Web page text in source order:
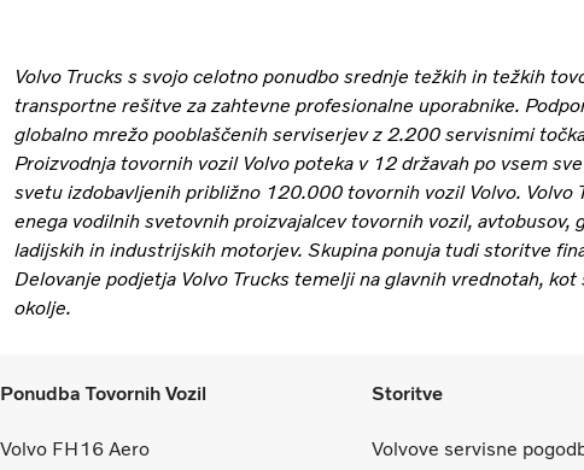
Volvo Trucks s svojo celotno ponudbo srednje težkih in težkih
transportne rešitve za zahtevne profesionalne uporabnike.
globalno mrežo pooblaščenih serviserjev z 2.200 servisnimi
Proizvodnja tovornih vozil Volvo poteka v 12 državah po vsem
svetu izdobavljenih približno 120.000 tovornih vozil Volvo. Volvo
enega vodilnih svetovnih proizvajalcev tovornih vozil, avtobusov,
ladijskih in industrijskih motorjev. Skupina ponuja tudi storitve
Delovanje podjetja Volvo Trucks temelji na glavnih vrednotah,
okolje.
Ponudba Tovornih Vozil
Volvo FH16 Aero
Storitve
Volvove servisne